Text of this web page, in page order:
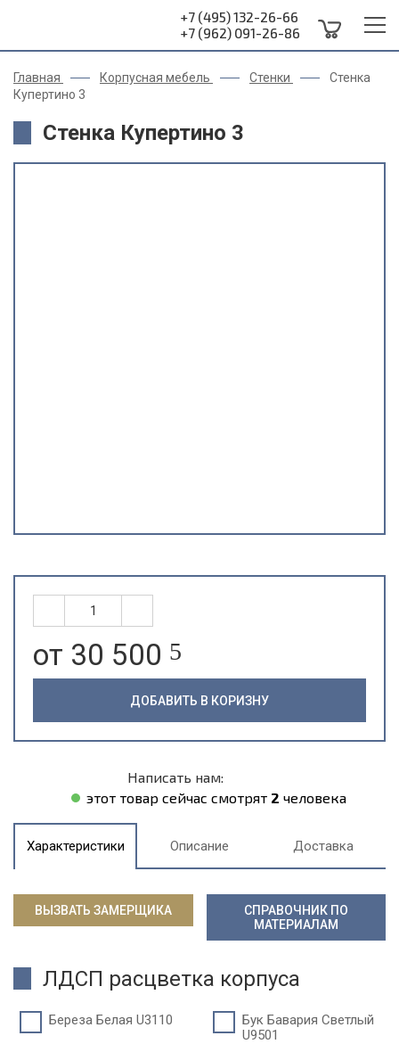
+7 (495) 132-26-66
+7 (962) 091-26-86
Главная Корпусная мебель Стенки
Стенка
Купертино 3
Стенка Купертино 3
от 30 500 5
ДОБАВИТЬ В КОРИЗНУ
Написать нам:
этот товар сейчас смотрят 2 человека
Характеристики Описание Доставка
ВЫЗВАТЬ ЗАМЕРЩИКА
СПРАВОЧНИК ПО
МАТЕРИАЛАМ
ЛДСП расцветка корпуса
Береза Белая U3110
Бук Бавария Светлый
U9501